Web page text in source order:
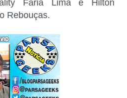
Faria Lima e Hilton
Rebouças.